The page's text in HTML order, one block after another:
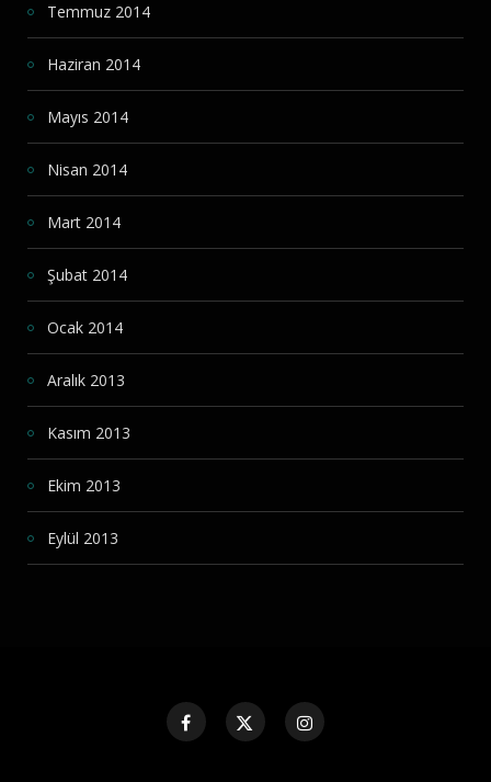
Temmuz 2014
Haziran 2014
Mayıs 2014
Nisan 2014
Mart 2014
Şubat 2014
Ocak 2014
Aralık 2013
Kasım 2013
Ekim 2013
Eylül 2013